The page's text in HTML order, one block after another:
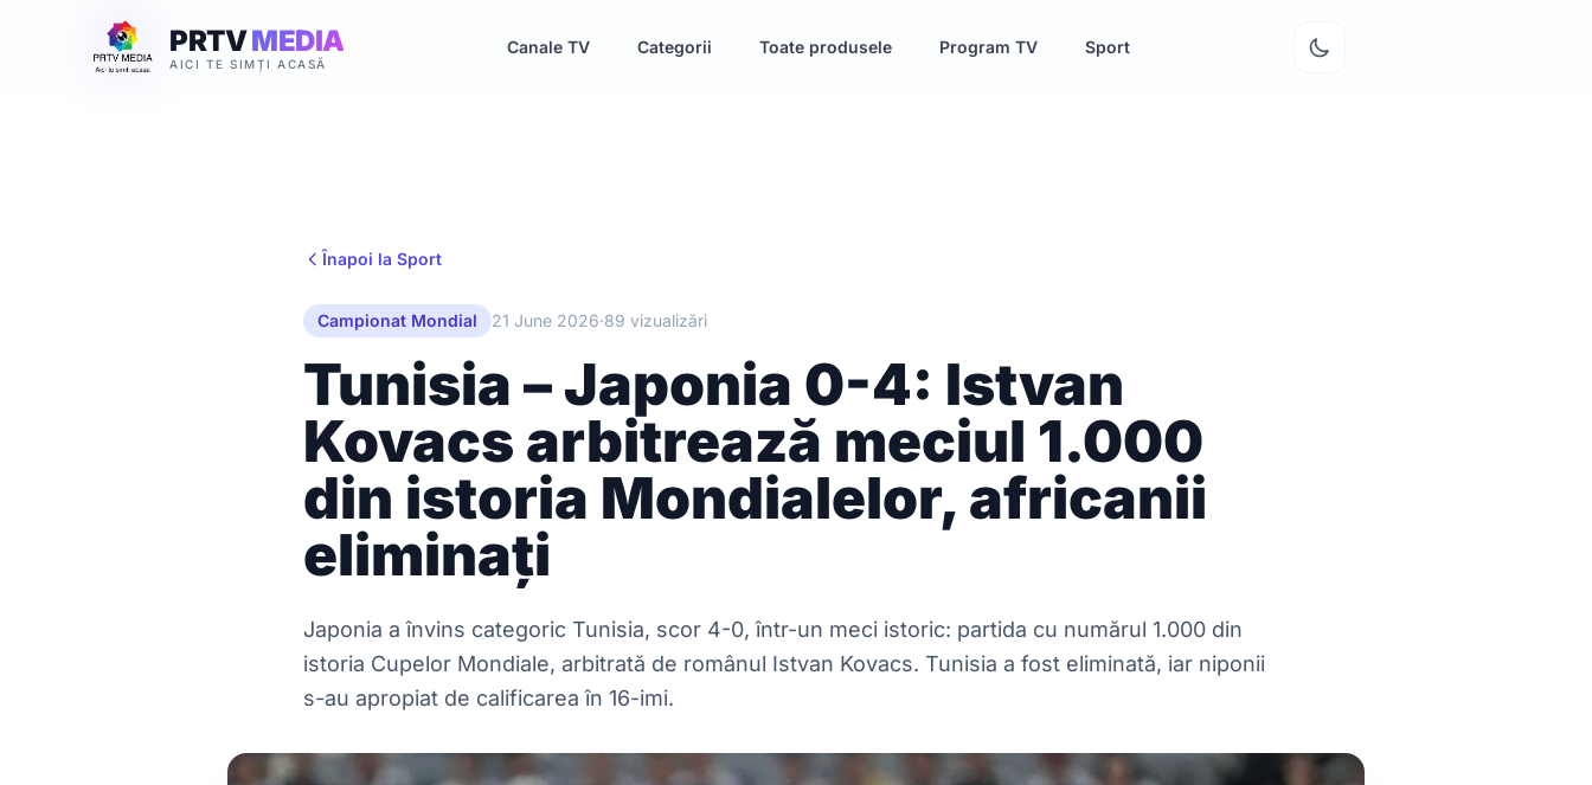
PRTVMEDIA
AICI TE SIMȚI ACASĂ
Canale TV Categorii Toate produsele Program TV Sport
Înapoi la Sport
Campionat Mondial 21 June 2026·89 vizualizări
Tunisia – Japonia 0-4: Istvan
Kovacs arbitrează meciul 1.000
din istoria Mondialelor, africanii
eliminați
Japonia a învins categoric Tunisia, scor 4-0, într-un meci istoric: partida cu numărul 1.000 din
istoria Cupelor Mondiale, arbitrată de românul Istvan Kovacs. Tunisia a fost eliminată, iar niponii
s-au apropiat de calificarea în 16-imi.